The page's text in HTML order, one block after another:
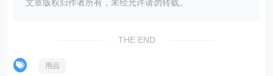
文章版权归作者所有，未经允许请勿转载。
THE END
用品